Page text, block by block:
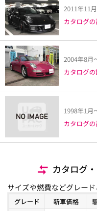
2011年11
カタログ
2004年8月
カタログ
1998年1月
カタログ
カタログ
サイズや燃費などグレー
グレード 新車価格